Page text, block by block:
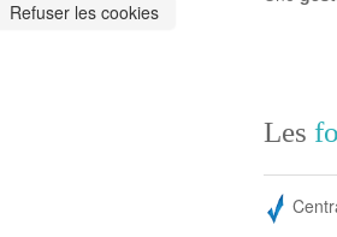
Les
Refuser les cookies